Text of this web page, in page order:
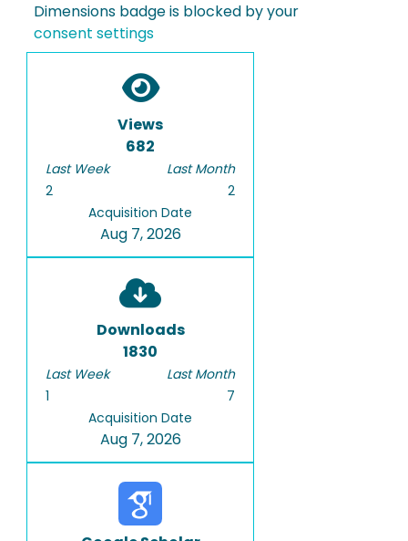
Dimensions badge is blocked by your
consent settings
Views
682
Last Week
2
Last Month
2
Acquisition Date
Aug 7, 2026
Downloads
1830
Last Week
1
Last Month
7
Acquisition Date
Aug 7, 2026